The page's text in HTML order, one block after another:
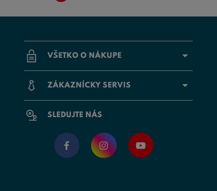
VŠETKO O NÁKUPE
ZÁKAZNÍCKY SERVIS
SLEDUJTE NÁS